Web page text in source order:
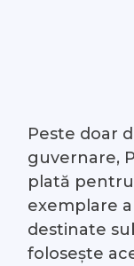
Peste doar
guvernare,
plată
exemplare
destinate
folosește